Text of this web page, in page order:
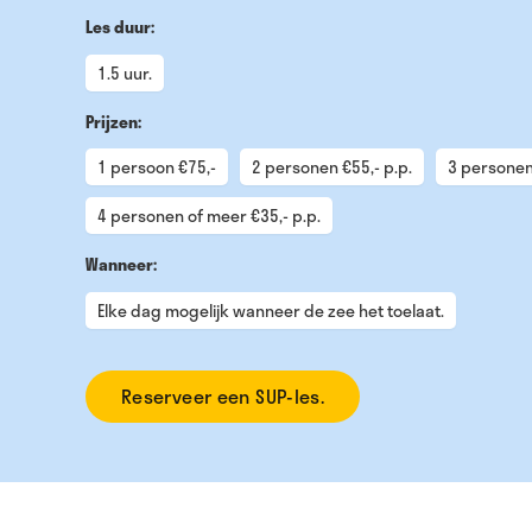
Les duur:
1.5 uur.
Prijzen:
1 persoon €75,-
2 personen €55,- p.p.
3
4 personen of meer €35,- p.p.
Wanneer:
Elke dag mogelijk wanneer de zee het toelaat.
Reserveer een SUP-les.